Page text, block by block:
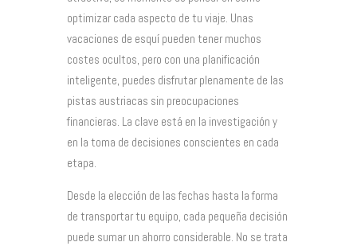
optimizar cada aspecto de tu viaje. Unas
vacaciones de esquí pueden tener muchos
costes ocultos, pero con una planificación
inteligente, puedes disfrutar plenamente de las
pistas austriacas sin preocupaciones
financieras. La clave está en la investigación y
en la toma de decisiones conscientes en cada
etapa.
Desde la elección de las fechas hasta la forma
de transportar tu equipo, cada pequeña decisión
puede sumar un ahorro considerable. No se trata